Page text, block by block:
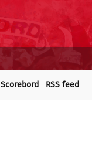
Scorebord RSS feed